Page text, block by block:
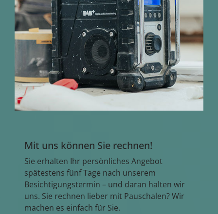
Mit uns können Sie rechnen!
Sie erhalten Ihr persönliches Angebot
spätestens fünf Tage nach unserem
Besichtigungstermin – und daran halten wir
uns. Sie rechnen lieber mit Pauschalen? Wir
machen es einfach für Sie.